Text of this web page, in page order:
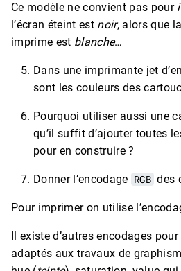
Ce modèle ne convient pas pour
l’écran éteint est noir, alors que
imprime est blanche…
Dans une imprimante jet
sont les couleurs des
Pourquoi utiliser aussi une
qu’il suffit d’ajouter toutes
pour en construire ?
Donner l’encodage RGB des
Pour imprimer on utilise
Il existe d’autres encodages
adaptés aux travaux de